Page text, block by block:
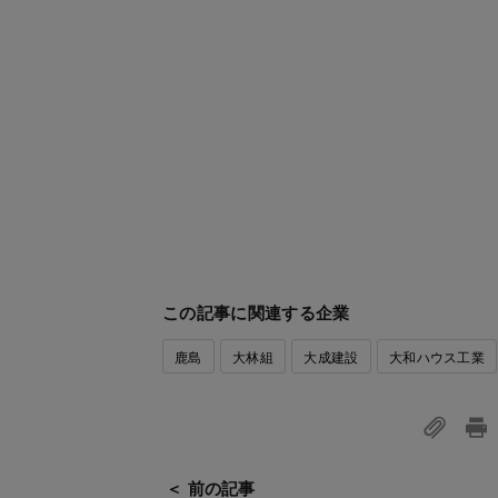
この記事に関連する企業
鹿島 大林組 大成建設 大和ハウス工業
＜ 前の記事